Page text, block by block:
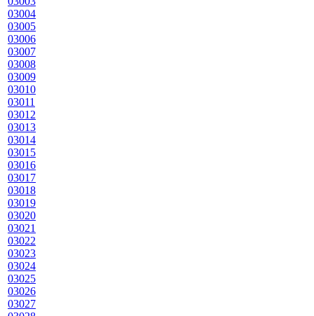
03004
03005
03006
03007
03008
03009
03010
03011
03012
03013
03014
03015
03016
03017
03018
03019
03020
03021
03022
03023
03024
03025
03026
03027